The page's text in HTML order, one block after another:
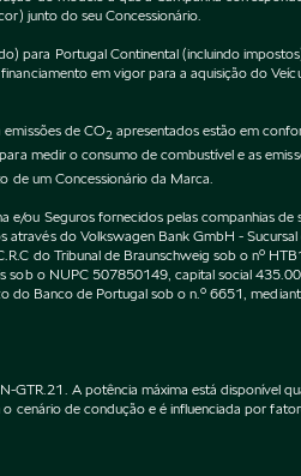
junto do seu Concessionário.
para Portugal Continental (incluindo
em vigor para a aquisição do
de CO2 apresentados estão em
medir o consumo de combustível e as
de um Concessionário da Marca.
e/ou Seguros fornecidos pelas companhias
através do Volkswagen Bank GmbH -
do Tribunal de Braunschweig sob o nº
sob o NUPC 507850149, capital social
Banco de Portugal sob o n.º 6651,
A potência máxima está disponível
de condução e é influenciada por